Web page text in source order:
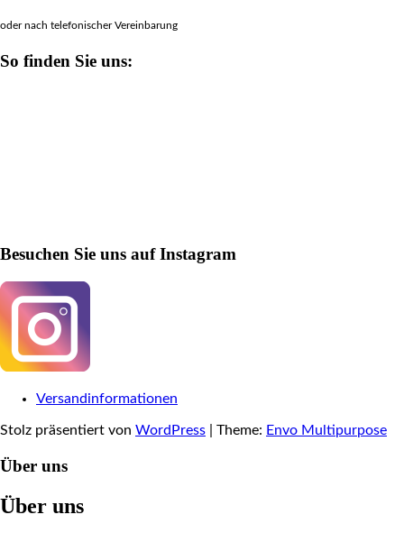
oder nach telefonischer Vereinbarung
So finden Sie uns:
Besuchen Sie uns auf Instagram
Versandinformationen
Stolz präsentiert von WordPress Theme: Envo Multipurpose
Über uns
Über uns